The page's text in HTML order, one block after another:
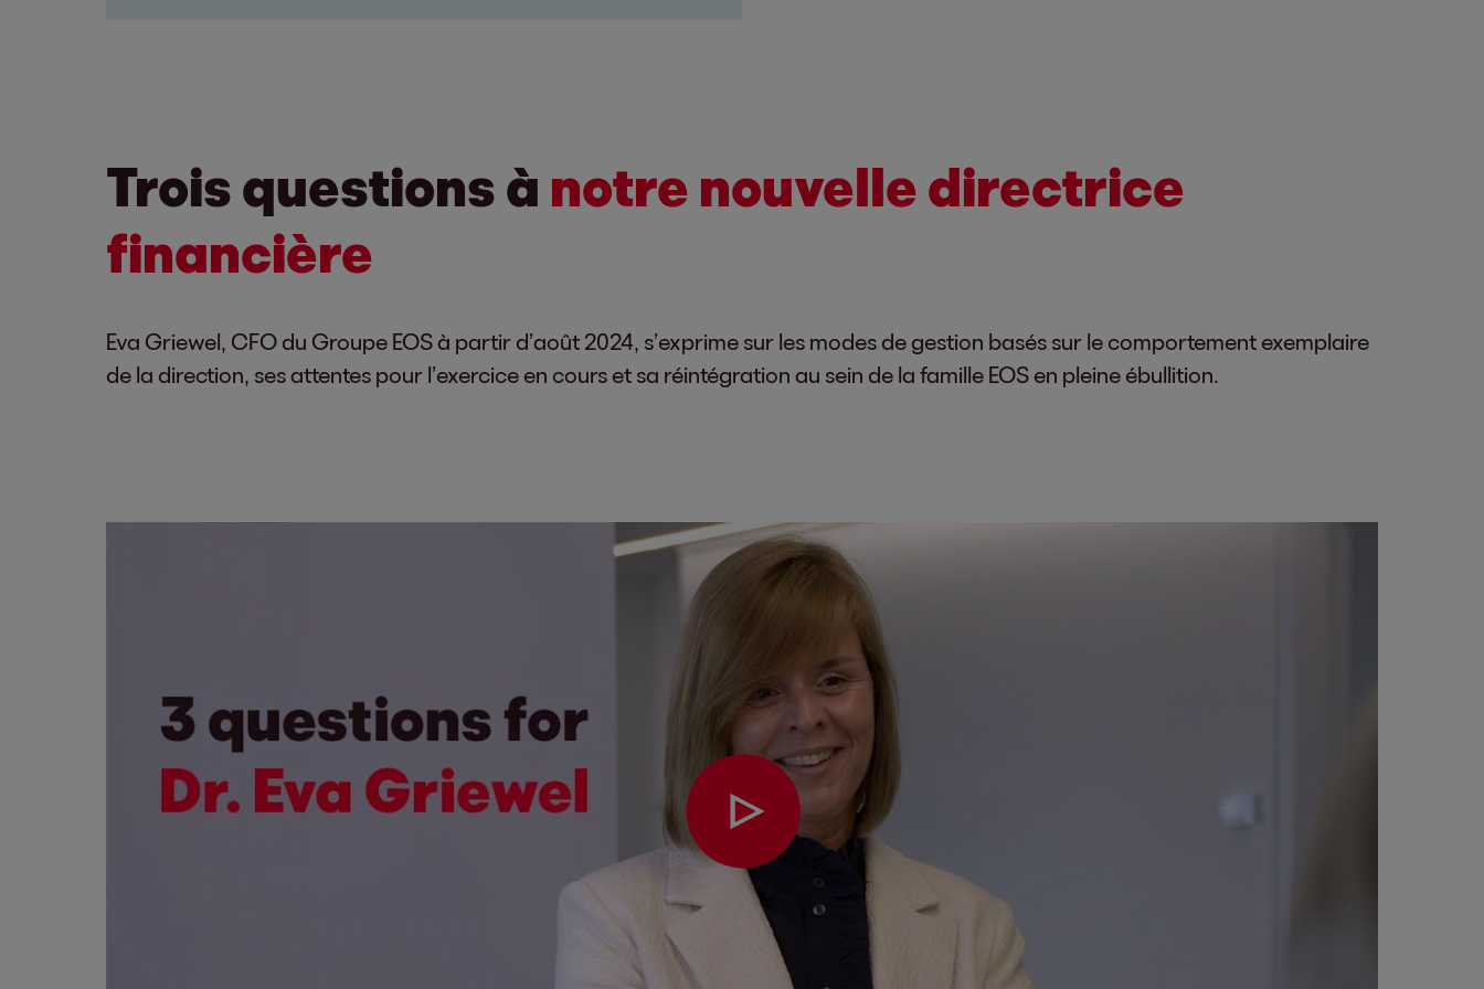
Trois questions à notre nouvelle directrice
financière
Eva Griewel, CFO du Groupe EOS à partir d’août 2024, s’exprime sur les modes de gestion basés sur le comportement exemplaire
de la direction, ses attentes pour l’exercice en cours et sa réintégration au sein de la famille EOS en pleine ébullition.